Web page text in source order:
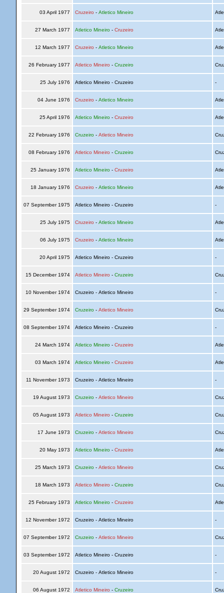
03 April 1977 Cruzeiro - Atletico Mineiro
27 March 1977 Atletico Mineiro- Cruzeiro
12 March 1977 Cruzeiro - Atletico Mineiro
26 February 1977 Atletico Mineiro - Cruzeiro
25 July 1976 Atletico Mineiro - Cruzeiro -
04 June 1976 Cruzeiro - Atletico Mineiro
25 April 1976 Atletico Mineiro- Cruzeiro
22 February 1976 Cruzeiro- Atletico Mineiro
08 February 1976 Atletico Mineiro - Cruzeiro
25 January 1976 Atletico Mineiro- Cruzeiro
18 January 1976 Cruzeiro - Atletico Mineiro
07 September 1975 Atletico Mineiro - Cruzeiro -
25 July 1975 Cruzeiro - Atletico Mineiro
06 July 1975 Cruzeiro - Atletico Mineiro
20 April 1975 Atletico Mineiro - Cruzeiro -
15 December 1974 Atletico Mineiro - Cruzeiro
10 November 1974 Cruzeiro - Atletico Mineiro -
29 September 1974 Cruzeiro- Atletico Mineiro
08 September 1974 Atletico Mineiro - Cruzeiro -
24 March 1974 Atletico Mineiro- Cruzeiro
03 March 1974 Atletico Mineiro- Cruzeiro
11 November 1973 Cruzeiro - Atletico Mineiro -
19 August 1973 Cruzeiro- Atletico Mineiro
05 August 1973 Atletico Mineiro - Cruzeiro
17 June 1973 Cruzeiro- Atletico Mineiro
20 May 1973 Atletico Mineiro- Cruzeiro
25 March 1973 Cruzeiro- Atletico Mineiro
18 March 1973 Atletico Mineiro - Cruzeiro
25 February 1973 Atletico Mineiro- Cruzeiro
12 November 1972 Cruzeiro - Atletico Mineiro -
07 September 1972 Cruzeiro- Atletico Mineiro
03 September 1972 Atletico Mineiro - Cruzeiro -
20 August 1972 Cruzeiro - Atletico Mineiro -
06 August 1972 Atletico Mineiro - Cruzeiro